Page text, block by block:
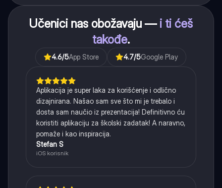
Učenici nas obožavaju — i ti ćeš
takođe.
4.6/5App Store 4.7/5Google Play
Aplikacija je super laka za korišćenje i odlično
dizajnirana. Našao sam sve što mi je trebalo i
dosta sam naučio iz prezentacija! Definitivno ću
koristiti aplikaciju za školski zadatak! A naravno,
pomaže i kao inspiracija.
Stefan S
iOS korisnik